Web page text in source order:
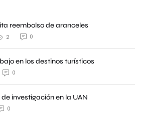
reembolso de aranceles
2 0
en los destinos turísticos
0
investigación en la UAN
0